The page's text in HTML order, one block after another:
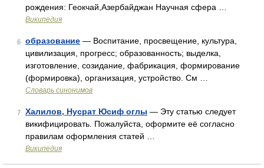
рождения: Геокчай,Азербайджан Научная сфера …
Википедия
6 образование — Воспитание, просвещение, культура,
цивилизация, прогресс; образованность; выделка,
изготовление, созидание, фабрикация, формирование
(формировка), организация, устройство. См …
Словарь синонимов
7 Халилов, Нусрат Юсиф оглы — Эту статью следует
викифицировать. Пожалуйста, оформите её согласно
правилам оформления статей …
Википедия